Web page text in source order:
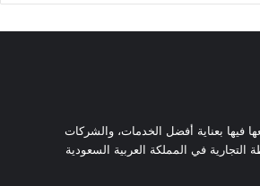
فيها بعناية أفضل الخدمات، والشركات
في المملكة العربية السعودية